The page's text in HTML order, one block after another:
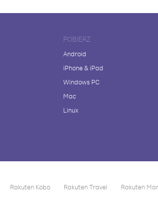
POBIERZ
Android
iPhone & iPad
Windows PC
Mac
Linux
Rakuten Kobo Rakuten Travel Rakuten